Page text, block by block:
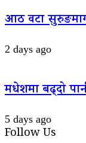
आठ वटा
2 days ago
मधेशमा बढ्दो
5 days ago
Follow Us